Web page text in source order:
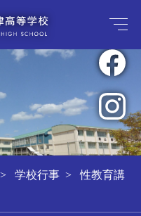
学校行事
性教育講